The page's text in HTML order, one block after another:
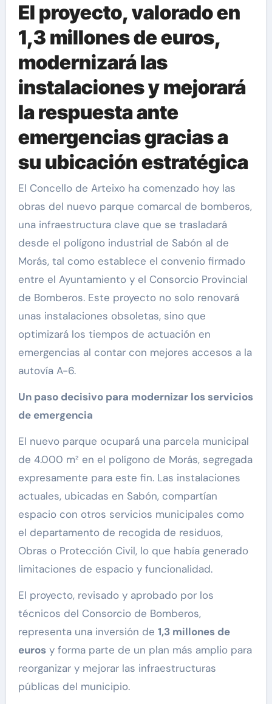
El proyecto, valorado en
1,3 millones de euros,
modernizará las
instalaciones y mejorará
la respuesta ante
emergencias gracias a
su ubicación estratégica
El Concello de Arteixo ha comenzado hoy las
obras del nuevo parque comarcal de bomberos,
una infraestructura clave que se trasladará
desde el polígono industrial de Sabón al de
Morás, tal como establece el convenio firmado
entre el Ayuntamiento y el Consorcio Provincial
de Bomberos. Este proyecto no solo renovará
unas instalaciones obsoletas, sino que
optimizará los tiempos de actuación en
emergencias al contar con mejores accesos a la
autovía A-6.
Un paso decisivo para modernizar los servicios
de emergencia
El nuevo parque ocupará una parcela municipal
de 4.000 m² en el polígono de Morás, segregada
expresamente para este fin. Las instalaciones
actuales, ubicadas en Sabón, compartían
espacio con otros servicios municipales como
el departamento de recogida de residuos,
Obras o Protección Civil, lo que había generado
limitaciones de espacio y funcionalidad.
El proyecto, revisado y aprobado por los
técnicos del Consorcio de Bomberos,
representa una inversión de 1,3 millones de
eurosy forma parte de un plan más amplio para
reorganizar y mejorar las infraestructuras
públicas del municipio.